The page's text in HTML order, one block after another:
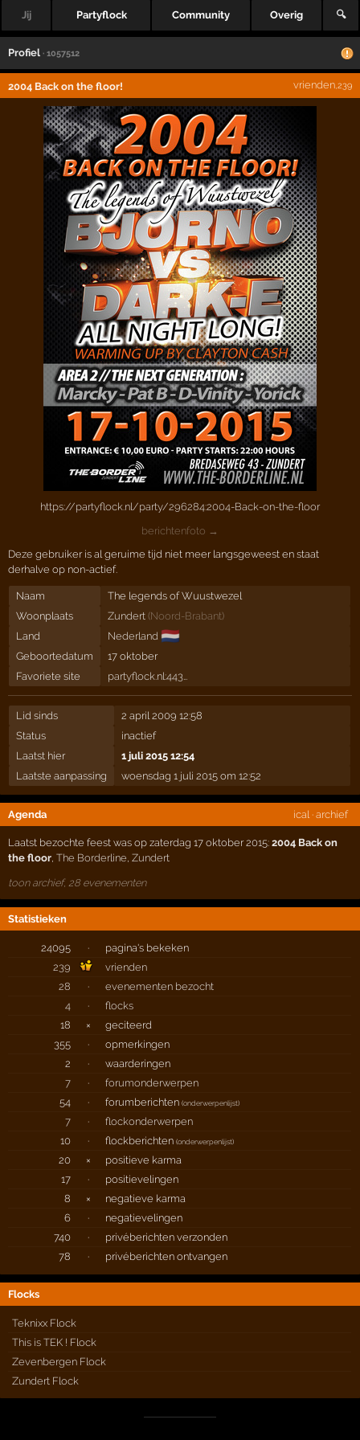
Jij Partyflock Community Overig 🔍
Profiel · 1057512
2004 Back on the floor! vrienden,239
https://partyflock.nl/party/296284:2004-Back-on-the-floor
berichtenfoto →
Deze gebruiker is al geruime tijd niet meer langsgeweest en staat
derhalve op non-actief.
Naam
The legends of Wuustwezel
Woonplaats
Zundert (Noord-Brabant)
Land
Nederland 🇳🇱
Geboortedatum
17 oktober
Favoriete site
partyflock.nl:443…
Lid sinds
2 april 2009 12:58
Status
inactief
Laatst hier
1 juli 2015 12:54
Laatste aanpassing
woensdag 1 juli 2015 om 12:52
Agenda ical· archief
Laatst bezochte feest was op zaterdag 17 oktober 2015:2004 Back on
the floor ,The Borderline ,Zundert
toon archief, 28 evenementen
Statistieken
24095 ·
pagina's bekeken
239
vrienden
28
·
evenementen bezocht
4
·
flocks
18
×
geciteerd
355
·
opmerkingen
2
·
waarderingen
7
·
forumonderwerpen
54
· forumberichten(onderwerpenlijst)
7 ·
flockonderwerpen
10
· flockberichten(onderwerpenlijst)
20 ×
positieve karma
17
·
positievelingen
8
×
negatieve karma
6
·
negatievelingen
740
·
privéberichten verzonden
78
· privéberichten ontvangen
Flocks
Teknixx Flock
This is TEK ! Flock
Zevenbergen Flock
Zundert Flock